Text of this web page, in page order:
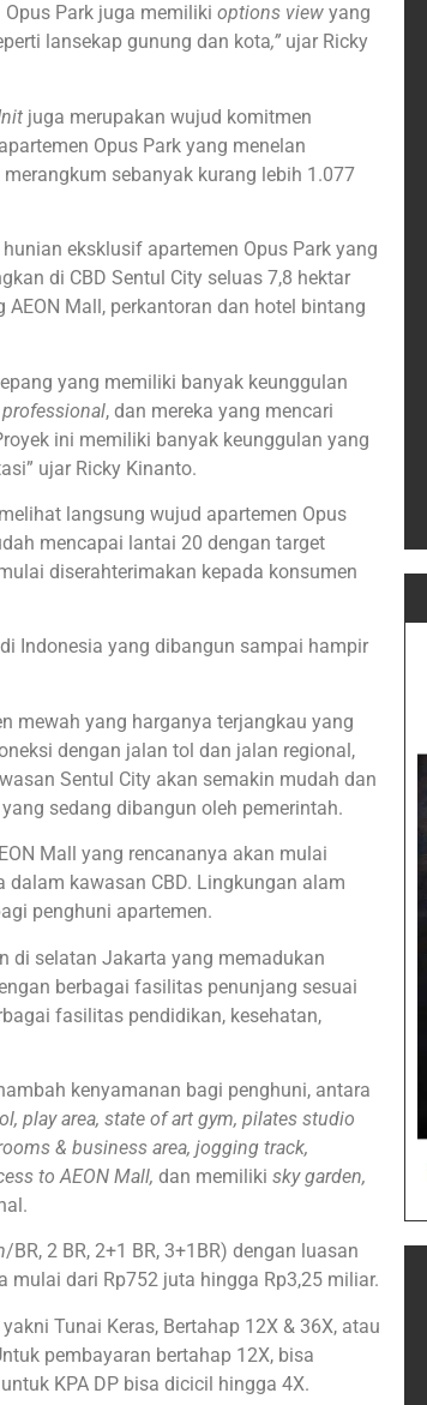
Opus Park juga memiliki options view yang
lansekap gunung dan kota,” ujar Ricky
nit juga merupakan wujud komitmen
Opus Park yang menelan
sebanyak kurang lebih 1.077
eksklusif apartemen Opus Park yang
di CBD Sentul City seluas 7,8 hektar
Mall, perkantoran dan hotel bintang
yang memiliki banyak keunggulan
, dan mereka yang mencari
ini memiliki banyak keunggulan yang
ujar Ricky Kinanto.
langsung wujud apartemen Opus
mencapai lantai 20 dengan target
diserahterimakan kepada konsumen
Indonesia yang dibangun sampai hampir
mewah yang harganya terjangkau yang
dengan jalan tol dan jalan regional,
Sentul City akan semakin mudah dan
yang sedang dibangun oleh pemerintah.
Mall yang rencananya akan mulai
kawasan CBD. Lingkungan alam
penghuni apartemen.
di selatan Jakarta yang memadukan
berbagai fasilitas penunjang sesuai
fasilitas pendidikan, kesehatan,
kenyamanan bagi penghuni, antara
play area, state of art gym, pilates studio
& business area, jogging track,
to AEON Mall, dan memiliki sky garden,
/BR, 2 BR, 2+1 BR, 3+1BR) dengan luasan
mulai dari Rp752 juta hingga Rp3,25 miliar.
Tunai Keras, Bertahap 12X & 36X, atau
pembayaran bertahap 12X, bisa
KPA DP bisa dicicil hingga 4X.